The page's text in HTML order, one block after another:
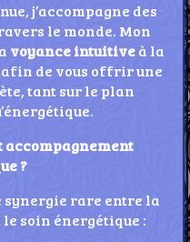
j’accompagne des
le monde. Mon
voyance intuitiveà la
afin de vous offrir une
tant sur le plan
accompagnement
?
synergie rare entre la
soin énergétique :